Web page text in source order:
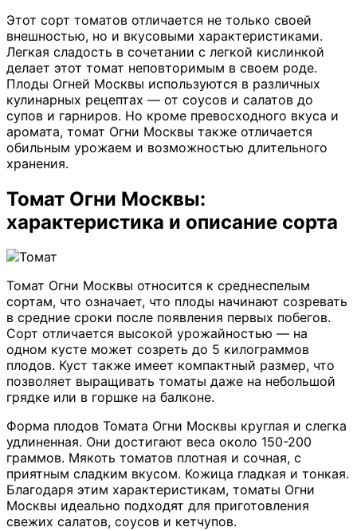
Этот сорт томатов отличается не только своей
внешностью, но и вкусовыми характеристиками.
Легкая сладость в сочетании с легкой кислинкой
делает этот томат неповторимым в своем роде.
Плоды Огней Москвы используются в различных
кулинарных рецептах — от соусов и салатов до
супов и гарниров. Но кроме превосходного вкуса и
аромата, томат Огни Москвы также отличается
обильным урожаем и возможностью длительного
хранения.
Томат Огни Москвы:
характеристика и описание сорта
Томат Огни Москвы относится к среднеспелым
сортам, что означает, что плоды начинают созревать
в средние сроки после появления первых побегов.
Сорт отличается высокой урожайностью — на
одном кусте может созреть до 5 килограммов
плодов. Куст также имеет компактный размер, что
позволяет выращивать томаты даже на небольшой
грядке или в горшке на балконе.
Форма плодов Томата Огни Москвы круглая и слегка
удлиненная. Они достигают веса около 150-200
граммов. Мякоть томатов плотная и сочная, с
приятным сладким вкусом. Кожица гладкая и тонкая.
Благодаря этим характеристикам, томаты Огни
Москвы идеально подходят для приготовления
свежих салатов, соусов и кетчупов.